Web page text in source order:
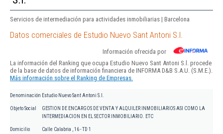
Servicios de intermediación para actividades inmobiliarias | Barcelona
Datos comerciales de Estudio Nuevo Sant Antoni S.l.
Información ofrecida por
La información del Ranking que ocupa Estudio Nuevo Sant Antoni S.l. procede
de la base de datos de información financiera de INFORMA D&B S.A.U. (S.M.E.).
Más información sobre el Ranking de Empresas.
Denominación Estudio Nuevo Sant Antoni S.l.
Objeto Social
GESTION DE ENCARGOS DE VENTA Y ALQUILER INMOBILIARIOS ASI COMO LA
INTERMEDIACION EN EL SECTOR INMOBILIARIO. ETC
Domicilio
Calle Calabria , 16 - TD 1